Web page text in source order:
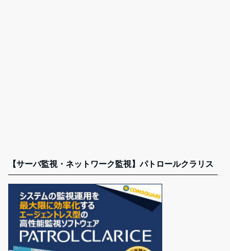
【サーバ監視・ネットワーク監視】パトロールクラリス